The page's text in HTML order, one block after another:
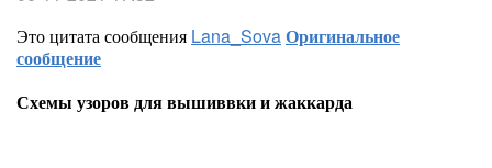
Это цитата сообщения Lana_SovaОригинальное
сообщение
Схемы узоров для вышиввки и жаккарда